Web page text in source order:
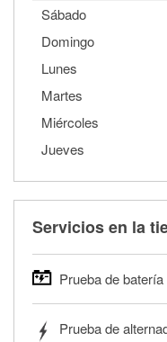
Sábado
Domingo
Lunes
Martes
Miércoles
Jueves
Servicios en la
Prueba de batería
autos, camionetas,
Prueba de